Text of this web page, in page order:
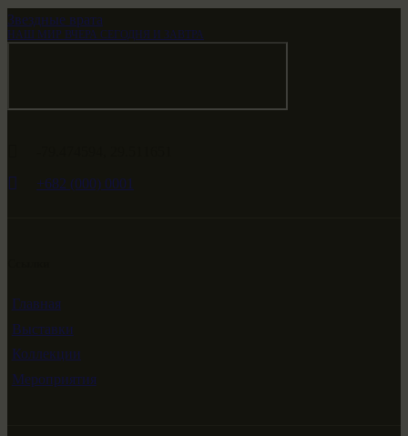
Звездные врата
НАШ МИР ВЧЕРА СЕГОДНЯ И ЗАВТРА
+682 (000) 0001
Главная
Выставки
Коллекции
Мероприятия